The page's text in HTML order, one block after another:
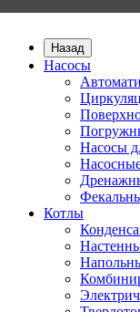
Назад
Насосы
Насосы
Котлы